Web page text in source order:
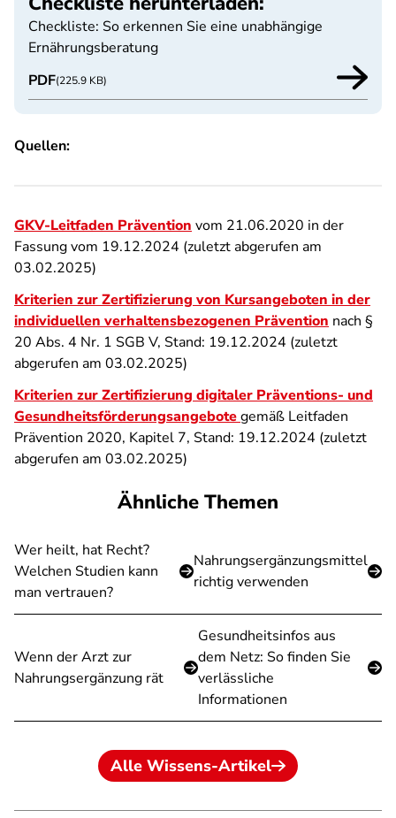
Checkliste: So erkennen Sie eine unabhängige
Ernährungsberatung
PDF(225.9 KB)
Quellen:
GKV-Leitfaden Prävention vom 21.06.2020 in der
Fassung vom 19.12.2024 (zuletzt abgerufen am
03.02.2025)
Kriterien zur Zertifizierung von Kursangeboten in der
individuellen verhaltensbezogenen Prävention nach §
20 Abs. 4 Nr. 1 SGB V, Stand: 19.12.2024 (zuletzt
abgerufen am 03.02.2025)
Kriterien zur Zertifizierung digitaler Präventions- und
Gesundheitsförderungsangebotegemäß Leitfaden
Prävention 2020, Kapitel 7, Stand: 19.12.2024 (zuletzt
abgerufen am 03.02.2025)
Ähnliche Themen
Wer heilt, hat Recht?
Welchen Studien kann
man vertrauen?
Nahrungsergänzungsmittel
richtig verwenden
Wenn der Arzt zur
Nahrungsergänzung rät
Gesundheitsinfos aus
dem Netz: So finden Sie
verlässliche
Informationen
Alle Wissens-Artikel